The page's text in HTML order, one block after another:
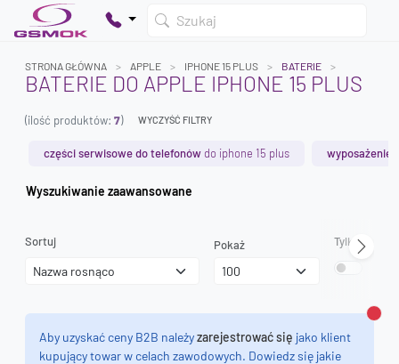
Szukaj
Twój koszyk jest pusty
STRONA GŁÓWNA APPLE IPHONE 15 PLUS BATERIE
BATERIE DO APPLE IPHONE 15 PLUS
(ilość produktów: 7) WYCZYŚĆ FILTRY
części serwisowe do telefonów do iphone 15 plus wyposażenie
Wyszukiwanie zaawansowane
Sortuj Pokaż Tylko
Aby uzyskać ceny B2B należyzarejestrować się jako klient
kupujący towar w celach zawodowych. Dowiedz się jakie